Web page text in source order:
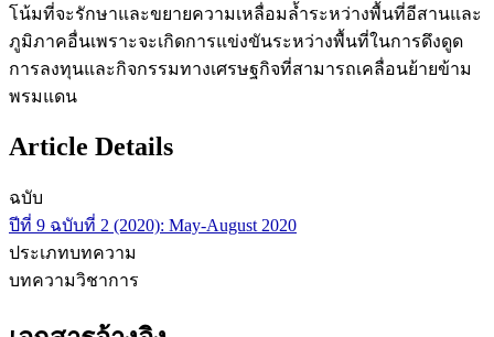
โน้มที่จะรักษาและขยายความเหลื่อมล้ำระหว่างพื้นที่อีสานและ
ภูมิภาคอื่นเพราะจะเกิดการแข่งขันระหว่างพื้นที่ในการดึงดูด
การลงทุนและกิจกรรมทางเศรษฐกิจที่สามารถเคลื่อนย้ายข้าม
พรมแดน
Article Details
ฉบับ
ปีที่ 9 ฉบับที่ 2 (2020): May-August 2020
ประเภทบทความ
บทความวิชาการ